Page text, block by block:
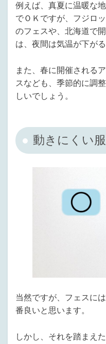
例えば、真夏に温暖な
でＯＫですが、フジロ
のフェスや、北海道で
は、夜間は気温が下が
また、春に開催される
スなども、季節的に調
しいでしょう。
動きにくい
当然ですが、フェスに
番良いと思います。
しかし、それを踏まえ